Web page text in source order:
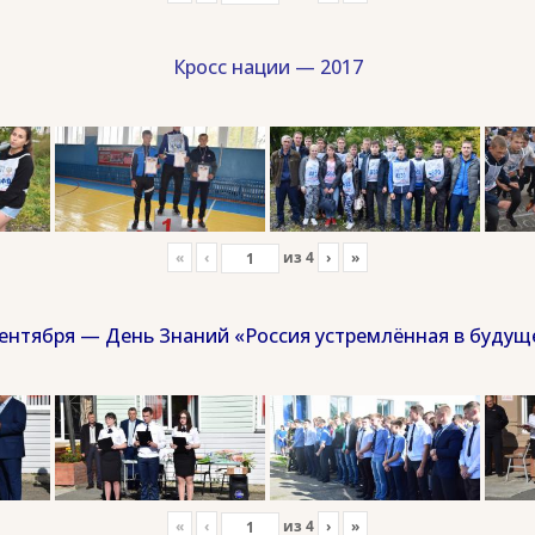
Кросс нации — 2017
« ‹ из 4 › »
— День Знаний «Россия устремлённая в
« ‹ из 4 › »